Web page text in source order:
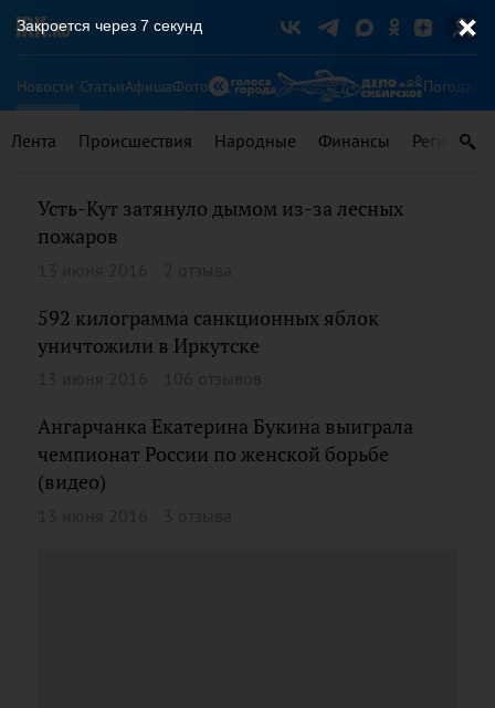
Новости СтатьиАфишаФото Погода
Лента Происшествия Народные Финансы Регионы
Усть-Кут затянуло дымом из-за лесных
пожаров
592 килограмма санкционных яблок
уничтожили в Иркутске
Ангарчанка Екатерина Букина выиграла
чемпионат России по женской борьбе
(видео)
Закроется через 7 секунд